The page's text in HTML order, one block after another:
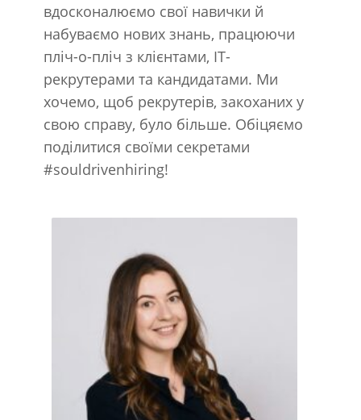
вдосконалюємо свої навички й
набуваємо нових знань, працюючи
пліч-о-пліч з клієнтами, IT-
рекрутерами та кандидатами. Ми
хочемо, щоб рекрутерів, закоханих у
свою справу, було більше. Обіцяємо
поділитися своїми секретами
#souldrivenhiring!